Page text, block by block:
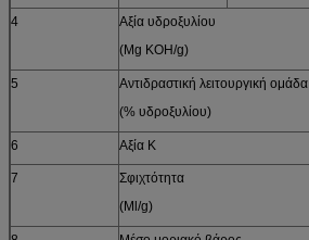
4
Αξία υδροξυλίου
(Mg KOH/g)
5
Αντιδραστική λειτουργική ομάδα
(% υδροξυλίου)
6 Αξία K
7
Σφιχτότητα
(Ml/g)